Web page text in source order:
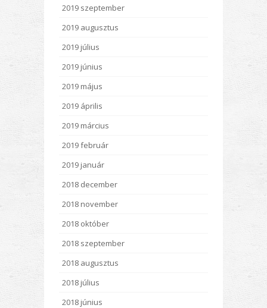
2019 szeptember
2019 augusztus
2019 július
2019 június
2019 május
2019 április
2019 március
2019 február
2019 január
2018 december
2018 november
2018 október
2018 szeptember
2018 augusztus
2018 július
2018 június